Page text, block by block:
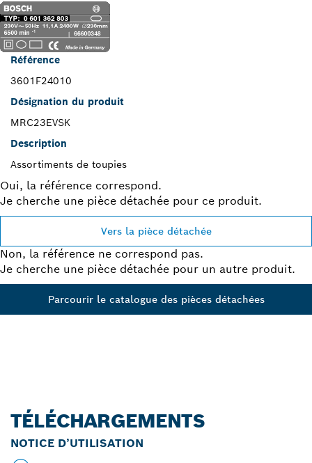
Référence
3601F24010
Désignation du produit
MRC23EVSK
Description
Assortiments de toupies
Oui, la référence correspond.
Je cherche une pièce détachée pour ce produit.
Vers la pièce détachée
Non, la référence ne correspond pas.
Je cherche une pièce détachée pour un autre produit.
Parcourir le catalogue des pièces détachées
TÉLÉCHARGEMENTS
NOTICE D’UTILISATION